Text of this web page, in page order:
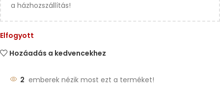
a házhozszállítás!
Elfogyott
Hozáadás a kedvencekhez
2 emberek nézik most ezt a terméket!